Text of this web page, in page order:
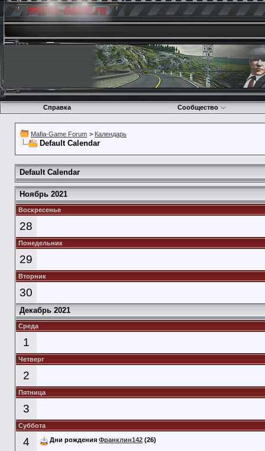
Справка Сообщество
Mafia-Game Forum > Календарь
Default Calendar
Default Calendar
Ноябрь 2021
Воскресенье
28
Понедельник
29
Вторник
30
Декабрь 2021
Среда
1
Четверг
2
Пятница
3
Суббота
4 Дни рождения Франклин142 (26)